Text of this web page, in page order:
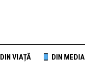
DIN VIAȚĂ DIN MEDIA